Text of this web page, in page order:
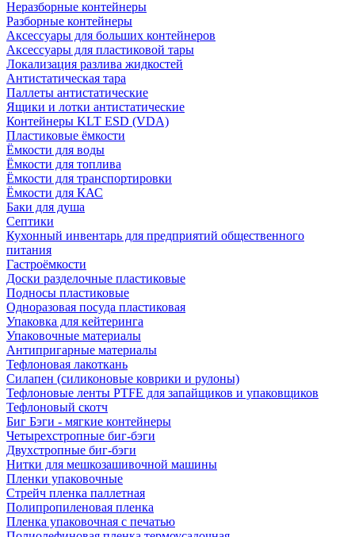
Неразборные контейнеры
Разборные контейнеры
Аксессуары для больших контейнеров
Аксессуары для пластиковой тары
Локализация разлива жидкостей
Антистатическая тара
Паллеты антистатические
Ящики и лотки антистатические
Контейнеры KLT ESD (VDA)
Пластиковые ёмкости
Ёмкости для воды
Ёмкости для топлива
Ёмкости для транспортировки
Ёмкости для КАС
Баки для душа
Септики
Кухонный инвентарь для предприятий общественного
питания
Гастроёмкости
Доски разделочные пластиковые
Подносы пластиковые
Одноразовая посуда пластиковая
Упаковка для кейтеринга
Упаковочные материалы
Антипригарные материалы
Тефлоновая лакоткань
Силапен (силиконовые коврики и рулоны)
Тефлоновые ленты PTFE для запайщиков и упаковщиков
Тефлоновый скотч
Биг Бэги - мягкие контейнеры
Четырехстропные биг-бэги
Двухстропные биг-бэги
Нитки для мешкозашивочной машины
Пленки упаковочные
Стрейч пленка паллетная
Полипропиленовая пленка
Пленка упаковочная с печатью